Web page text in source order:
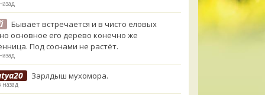
Бывает встречается и в чисто еловых
основное его дерево конечно же
Под соснами не растёт.
Зарлдыш мухомора.
назад